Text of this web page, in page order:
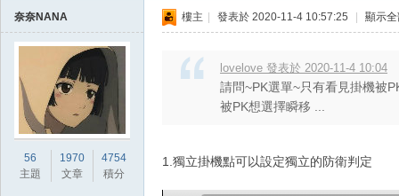
奈奈NANA
56
主題
1970
文章
4754
積分
樓主 發表於 2020-11-4 10:57:25 顯示
lovelove 發表於 2020-11-4 10:04
請問~PK選單~只有看見掛機被
被PK想選擇瞬移 ...
1.獨立掛機點可以設定獨立的防衛判定